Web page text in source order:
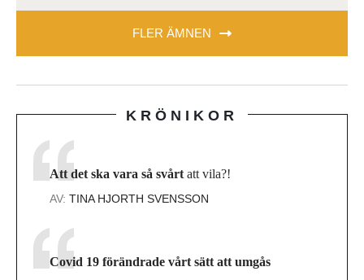
FLER ÄMNEN
KRÖNIKOR
Att det ska vara så svårt att vila?!
AV: TINA HJORTH SVENSSON
Covid 19 förändrade vårt sätt att umgås